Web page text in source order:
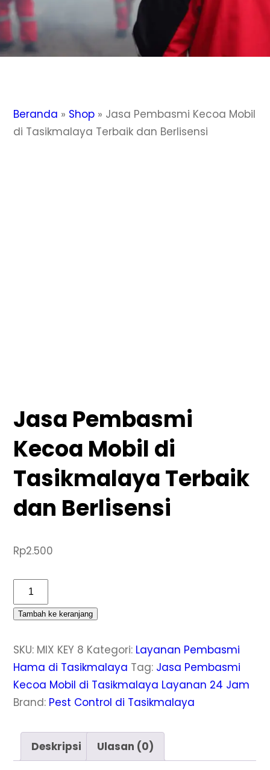
Beranda » Shop » Jasa Pembasmi Kecoa Mobil
di Tasikmalaya Terbaik dan Berlisensi
Jasa Pembasmi
Kecoa Mobil di
Tasikmalaya Terbaik
dan Berlisensi
Rp2.500
Kuantitas
Jasa
Pembasmi
Mobil
di
Tasikmalaya
Terbaik
Berlisensi
Tambah ke keranjang
SKU: MIX KEY 8 Kategori: Layanan Pembasmi
Hama di Tasikmalaya Tag: Jasa Pembasmi
Kecoa Mobil di Tasikmalaya Layanan 24 Jam
Brand: Pest Control di Tasikmalaya
Deskripsi Ulasan (0)